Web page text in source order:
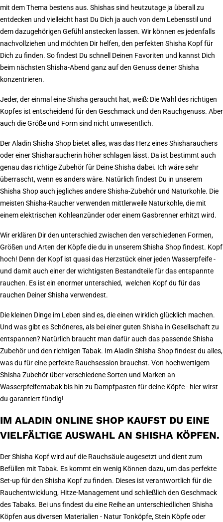
mit dem Thema bestens aus. Shishas sind heutzutage ja überall zu
entdecken und vielleicht hast Du Dich ja auch von dem Lebensstil und
dem dazugehörigen Gefühl anstecken lassen. Wir können es jedenfalls
nachvollziehen und möchten Dir helfen, den perfekten Shisha Kopf für
Dich zu finden. So findest Du schnell Deinen Favoriten und kannst Dich
beim nächsten Shisha-Abend ganz auf den Genuss deiner Shisha
konzentrieren.
Jeder, der einmal eine Shisha geraucht hat, weiß: Die Wahl des richtigen
Kopfes ist entscheidend für den Geschmack und den Rauchgenuss. Aber
auch die Größe und Form sind nicht unwesentlich.
Der Aladin Shisha Shop bietet alles, was das Herz eines Shisharauchers
oder einer Shisharaucherin höher schlagen lässt. Da ist bestimmt auch
genau das richtige Zubehör für Deine Shisha dabei. Ich wäre sehr
überrascht, wenn es anders wäre. Natürlich findest Du in unserem
Shisha Shop auch jegliches andere Shisha-Zubehör und Naturkohle. Die
meisten Shisha-Raucher verwenden mittlerweile Naturkohle, die mit
einem elektrischen Kohleanzünder oder einem Gasbrenner erhitzt wird.
Wir erklären Dir den unterschied zwischen den verschiedenen Formen,
Größen und Arten der Köpfe die du in unserem Shisha Shop findest. Kopf
hoch! Denn der Kopf ist quasi das Herzstück einer jeden Wasserpfeife -
und damit auch einer der wichtigsten Bestandteile für das entspannte
rauchen. Es ist ein enormer unterschied, welchen Kopf du für das
rauchen Deiner Shisha verwendest.
Die kleinen Dinge im Leben sind es, die einen wirklich glücklich machen.
Und was gibt es Schöneres, als bei einer guten Shisha in Gesellschaft zu
entspannen? Natürlich braucht man dafür auch das passende Shisha
Zubehör und den richtigen Tabak. Im Aladin Shisha Shop findest du alles,
was du für eine perfekte Rauchsession brauchst. Von hochwertigem
Shisha Zubehör über verschiedene Sorten und Marken an
Wasserpfeifentabak bis hin zu Dampfpasten für deine Köpfe - hier wirst
du garantiert fündig!
IM ALADIN ONLINE SHOP KAUFST DU EINE
VIELFÄLTIGE AUSWAHL AN SHISHA KÖPFEN.
Der Shisha Kopf wird auf die Rauchsäule augesetzt und dient zum
Befüllen mit Tabak. Es kommt ein wenig Können dazu, um das perfekte
Set-up für den Shisha Kopf zu finden. Dieses ist verantwortlich für die
Rauchentwicklung, Hitze-Management und schließlich den Geschmack
des Tabaks. Bei uns findest du eine Reihe an unterschiedlichen Shisha
Köpfen aus diversen Materialien - Natur Tonköpfe, Stein Köpfe oder